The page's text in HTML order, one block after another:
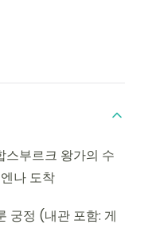
스부르크 왕가의 수
나 도착
궁정 (내관 포함: 게